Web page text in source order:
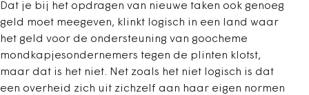
Dat je bij het opdragen van nieuwe taken ook genoeg
geld moet meegeven, klinkt logisch in een land waar
het geld voor de ondersteuning van goocheme
mondkapjesondernemers tegen de plinten klotst,
maar dat is het niet. Net zoals het niet logisch is dat
een overheid zich uit zichzelf aan haar eigen normen